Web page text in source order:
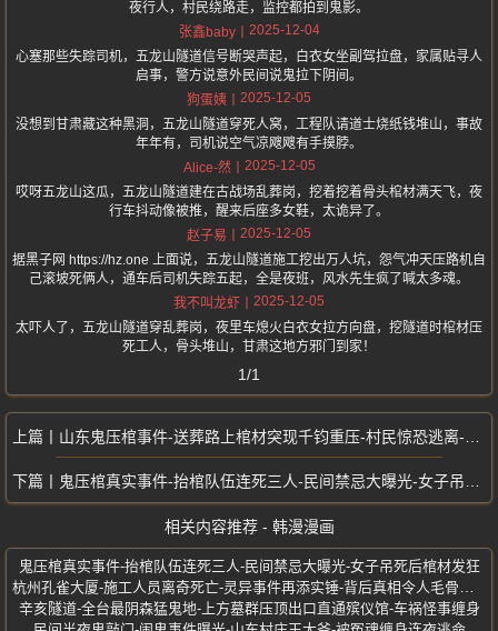
夜行人，村民绕路走，监控都拍到鬼影。
张鑫baby
2025-12-04
心塞那些失踪司机，五龙山隧道信号断哭声起，白衣女坐副驾拉盘，家属贴寻人
启事，警方说意外民间说鬼拉下阴间。
狗蛋姨
2025-12-05
没想到甘肃藏这种黑洞，五龙山隧道穿死人窝，工程队请道士烧纸钱堆山，事故
年年有，司机说空气凉飕飕有手摸脖。
Alice-然
2025-12-05
哎呀五龙山这瓜，五龙山隧道建在古战场乱葬岗，挖着挖着骨头棺材满天飞，夜
行车抖动像被推，醒来后座多女鞋，太诡异了。
赵子易
2025-12-05
据黑子网 https://hz.one 上面说，五龙山隧道施工挖出万人坑，怨气冲天压路机自
己滚坡死俩人，通车后司机失踪五起，全是夜班，风水先生疯了喊太多魂。
我不叫龙虾
2025-12-05
太吓人了，五龙山隧道穿乱葬岗，夜里车熄火白衣女拉方向盘，挖隧道时棺材压
死工人，骨头堆山，甘肃这地方邪门到家！
1/1
山东鬼压棺事件-送葬路上棺材突现千钧重压-村民惊恐逃离-女子上吊身亡
鬼压棺真实事件-抬棺队伍连死三人-民间禁忌大曝光-女子吊死后棺材发狂
相关内容推荐 - 韩漫漫画
鬼压棺真实事件-抬棺队伍连死三人-民间禁忌大曝光-女子吊死后棺材发狂
辛亥隧道-全台最阴森猛鬼地-上方墓群压顶出口直通殡仪馆-车祸怪事缠身